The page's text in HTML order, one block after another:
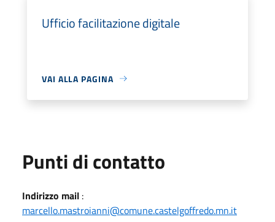
Ufficio facilitazione digitale
VAI ALLA PAGINA
Punti di contatto
Indirizzo mail :
marcello.mastroianni@comune.castelgoffredo.mn.it